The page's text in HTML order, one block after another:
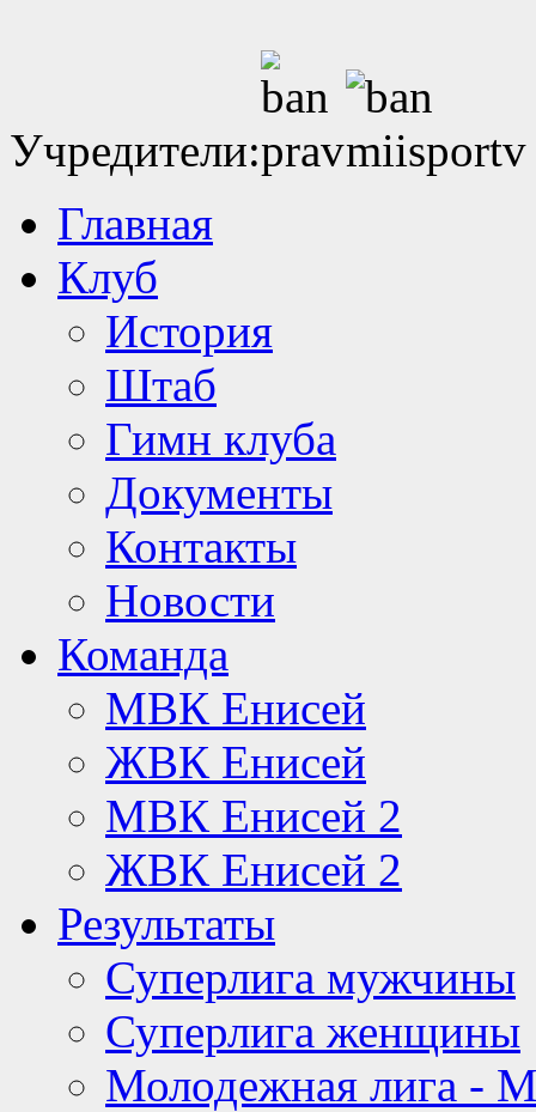
Учредители:
Главная
Клуб
История
Штаб
Гимн клуба
Документы
Контакты
Новости
Команда
МВК Енисей
ЖВК Енисей
МВК Енисей 2
ЖВК Енисей 2
Результаты
Суперлига мужчины
Суперлига женщины
Молодежная лига -